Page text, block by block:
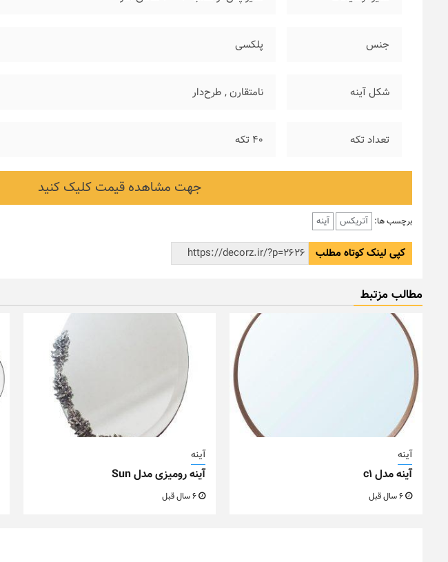
جنس پلکسی
شکل آینه نامتقارن, طرح‌دار
تعداد تکه ۴۰ تکه
جهت مشاهده قیمت کلیک کنید
برچسب ها: آتریکس آینه
کپی لینک کوتاه مطلب
مطالب مزتبط
آینه
آینه مدل c1
آینه
آینه رومیزی مدل Sun
6 سال قبل